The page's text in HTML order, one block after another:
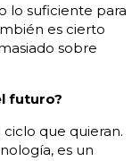
lo suficiente para
es cierto
sobre
futuro?
que quieran.
es un